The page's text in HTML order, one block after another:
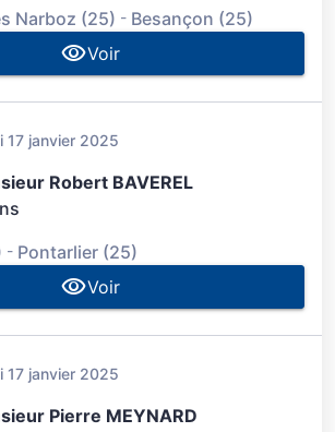
Narboz (25) - Besançon (25)
Voir
17 janvier 2025
Robert BAVEREL
- Pontarlier (25)
Voir
17 janvier 2025
Pierre MEYNARD